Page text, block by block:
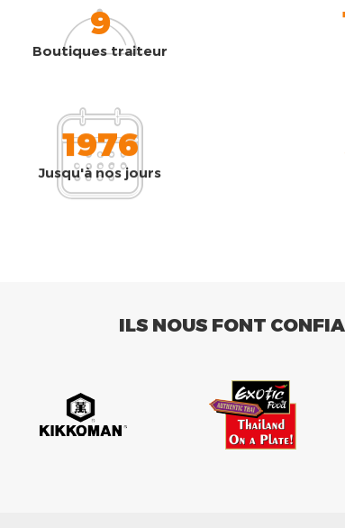
9
Boutiques traiteur
1976
Jusqu'à nos jours
ILS NOUS FONT